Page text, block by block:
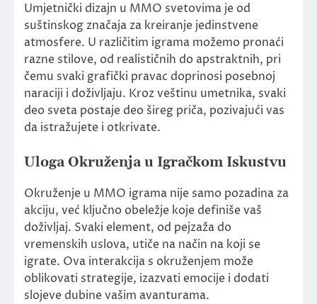
Umjetnički dizajn u MMO svetovima je od
suštinskog značaja za kreiranje jedinstvene
atmosfere. U različitim igrama možemo pronaći
razne stilove, od realističnih do apstraktnih, pri
čemu svaki grafički pravac doprinosi posebnoj
naraciji i doživljaju. Kroz veštinu umetnika, svaki
deo sveta postaje deo šireg priča, pozivajući vas
da istražujete i otkrivate.
Uloga Okruženja u Igračkom Iskustvu
Okruženje u MMO igrama nije samo pozadina za
akciju, već ključno obeležje koje definiše vaš
doživljaj. Svaki element, od pejzaža do
vremenskih uslova, utiče na način na koji se
igrate. Ova interakcija s okruženjem može
oblikovati strategije, izazvati emocije i dodati
slojeve dubine vašim avanturama.